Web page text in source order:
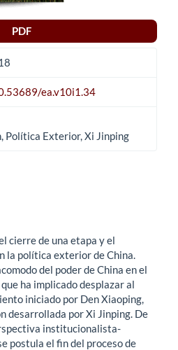
PDF
ea.v10i1.34
Política Exterior, Xi Jinping
cierre de una etapa y el
la política exterior de China.
del poder de China en el
ha implicado desplazar al
iniciado por Den Xiaoping,
desarrollada por Xi Jinping. De
institucionalista-
postula el fin del proceso de